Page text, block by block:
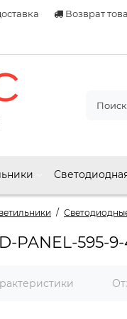
Возврат
PANEL-595-